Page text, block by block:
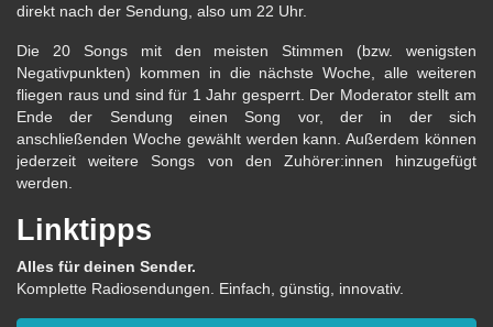
direkt nach der Sendung, also um 22 Uhr.
Die 20 Songs mit den meisten Stimmen (bzw. wenigsten
Negativpunkten) kommen in die nächste Woche, alle weiteren
fliegen raus und sind für 1 Jahr gesperrt. Der Moderator stellt am
Ende der Sendung einen Song vor, der in der sich
anschließenden Woche gewählt werden kann. Außerdem können
jederzeit weitere Songs von den Zuhörer:innen hinzugefügt
werden.
Linktipps
Alles für deinen Sender.
Komplette Radiosendungen. Einfach, günstig, innovativ.